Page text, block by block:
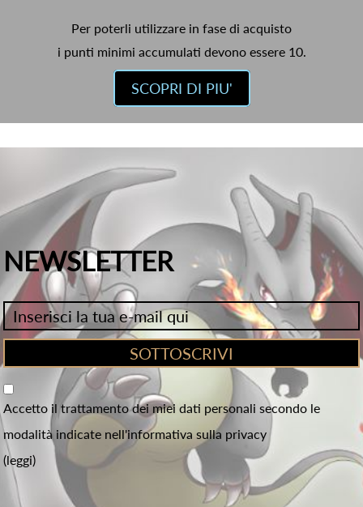
Per poterli utilizzare in fase di acquisto
i punti minimi accumulati devono essere 10.
SCOPRI DI PIU'
NEWSLETTER
Accetto il trattamento dei miei dati personali secondo le
modalità indicate nell'informativa sulla privacy
(leggi)